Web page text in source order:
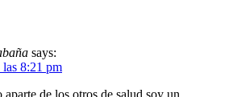
says:
8:21 pm